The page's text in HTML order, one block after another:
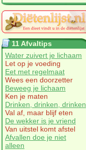
11 Afvaltips
Water zuivert je lichaam
Let op je voeding
Eet met regelmaat
Wees een doorzetter
Beweeg je lichaam
Ken je maten
Drinken, drinken, drinken
Val af, maar blijf eten
De wekker is je vriend
Van uitstel komt afstel
Afvallen doe je niet
alleen